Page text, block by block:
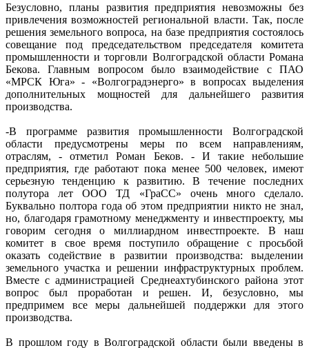
Безусловно, планы развития предприятия невозможны без
привлечения возможностей региональной власти. Так, после
решения земельного вопроса, на базе предприятия состоялось
совещание под председательством председателя комитета
промышленности и торговли Волгоградской области Романа
Бекова. Главным вопросом было взаимодействие с ПАО
«МРСК Юга» - «Волгоградэнерго» в вопросах выделения
дополнительных мощностей для дальнейшего развития
производства.
-В программе развития промышленности Волгоградской
области предусмотрены меры по всем направлениям,
отраслям, - отметил Роман Беков. - И такие небольшие
предприятия, где работают пока менее 500 человек, имеют
серьезную тенденцию к развитию. В течение последних
полутора лет ООО ТД «ГраСС» очень много сделало.
Буквально полтора года об этом предприятии никто не знал,
но, благодаря грамотному менеджменту и инвестпроекту, мы
говорим сегодня о миллиардном инвестпроекте. В наш
комитет в свое время поступило обращение с просьбой
оказать содействие в развитии производства: выделении
земельного участка и решении инфраструктурных проблем.
Вместе с администрацией Среднеахтубинского района этот
вопрос был проработан и решен. И, безусловно, мы
предпримем все меры дальнейшей поддержки для этого
производства.
В прошлом году в Волгоградской области были введены в